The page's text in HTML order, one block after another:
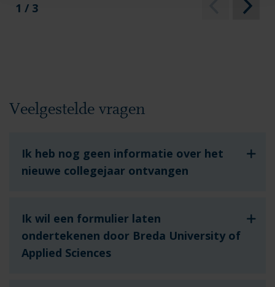
1 / 3
Veelgestelde vragen
Ik heb nog geen informatie over het
nieuwe collegejaar ontvangen
Ik wil een formulier laten
ondertekenen door Breda University of
Applied Sciences